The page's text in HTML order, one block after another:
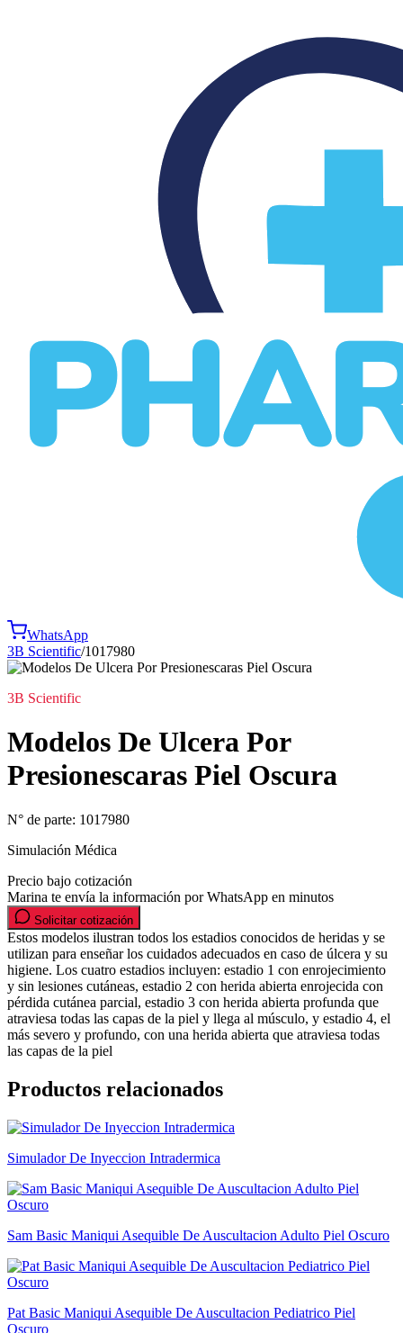
WhatsApp
3B Scientific/1017980
3B Scientific
Modelos De Ulcera Por
Presionescaras Piel Oscura
N° de parte: 1017980
Simulación Médica
Precio bajo cotización
Marina te envía la información por WhatsApp en minutos
Solicitar cotización
Estos modelos ilustran todos los estadios conocidos de heridas y se
utilizan para enseñar los cuidados adecuados en caso de úlcera y su
higiene. Los cuatro estadios incluyen: estadio 1 con enrojecimiento
y sin lesiones cutáneas, estadio 2 con herida abierta enrojecida con
pérdida cutánea parcial, estadio 3 con herida abierta profunda que
atraviesa todas las capas de la piel y llega al músculo, y estadio 4, el
más severo y profundo, con una herida abierta que atraviesa todas
las capas de la piel
Productos relacionados
Simulador De Inyeccion Intradermica
Sam Basic Maniqui Asequible De Auscultacion Adulto Piel Oscuro
Pat Basic Maniqui Asequible De Auscultacion Pediatrico Piel
Oscuro